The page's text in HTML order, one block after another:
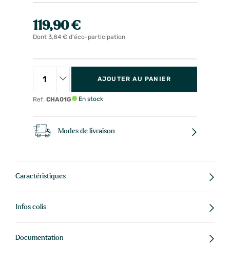
119,90 €
Dont 3,84 € d'éco-participation
Ref. CHA01G
AJOUTER AU PANIER
En stock
Modes de livraison
Caractéristiques
Infos colis
Documentation